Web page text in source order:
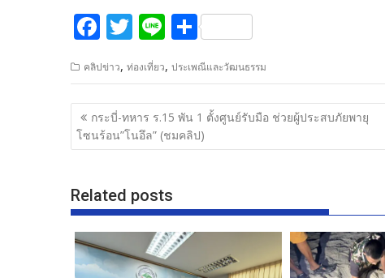
F
e
b
o
o
k
T
w
itt
er
Li
e
S
h
ar
e
คลิปข่าว, ท่องเที่ยว, ประเพณีและวัฒนธรรม
แนะแนว
เรื่อง
กระบี่-ทหาร ร.15 พัน 1 ตั้งศูนย์รับมือ ช่วยผู้ประสบภัยพายุ
โซนร้อน”โนอึล” (ชมคลิป)
Related posts